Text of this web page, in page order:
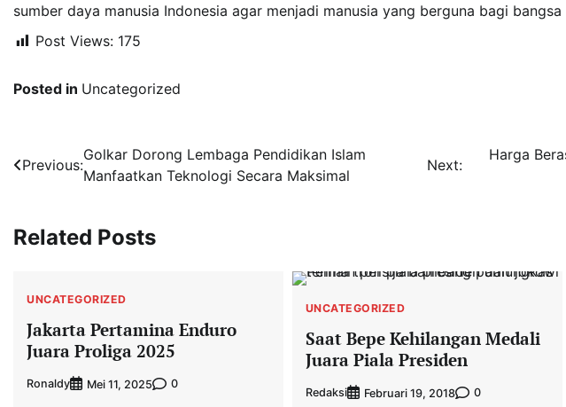
sumber daya manusia Indonesia agar menjadi manusia yang berguna bagi
Post Views: 175
Posted in Uncategorized
Navigasi
Previous:
Golkar Dorong Lembaga Pendidikan Islam
Manfaatkan Teknologi Secara Maksimal
Next:
Harga
Related Posts
UNCATEGORIZED
Jakarta Pertamina Enduro
Juara Proliga 2025
Ronaldy Mei 11, 2025 0
UNCATEGORIZED
Saat Bepe Kehilangan Medali
Juara Piala Presiden
Redaksi Februari 19, 2018 0